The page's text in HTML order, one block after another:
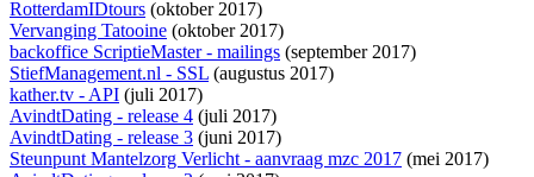
RotterdamIDtours (oktober 2017)
Vervanging Tatooine (oktober 2017)
backoffice ScriptieMaster - mailings (september 2017)
StiefManagement.nl - SSL (augustus 2017)
kather.tv - API (juli 2017)
AvindtDating - release 4 (juli 2017)
AvindtDating - release 3 (juni 2017)
Steunpunt Mantelzorg Verlicht - aanvraag mzc 2017 (mei 2017)